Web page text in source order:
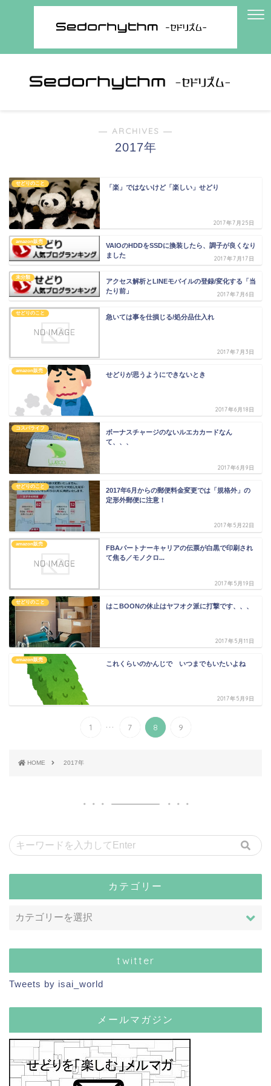
― ARCHIVES ―
2017年
せどりのこと
「楽」ではないけど「楽しい」せどり
2017年7月25日
amazon販売
VAIOのHDDをSSDに換装したら、調子が良くなり
ました
2017年7月17日
未分類
アクセス解析とLINEモバイルの登録/変化する「当
たり前」
2017年7月6日
せどりのこと
急いては事を仕損じる/処分品仕入れ
2017年7月3日
amazon販売
せどりが思うようにできないとき
2017年6月18日
コスパライフ
ボーナスチャージのないルエカカードなん
て、、、
2017年6月9日
せどりのこと
2017年6月からの郵便料金変更では「規格外」の
定形外郵便に注意！
2017年5月22日
amazon販売
FBAパートナーキャリアの伝票が白黒で印刷され
て焦る／モノクロ...
2017年5月19日
せどりのこと
はこBOONの休止はヤフオク派に打撃です、、、
2017年5月11日
amazon販売
これくらいのかんじで いつまでもいたいよね
2017年5月9日
1 ... 7 8 9
HOME 2017年
カテゴリー
twitter
Tweets by isai_world
メールマガジン